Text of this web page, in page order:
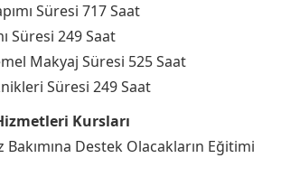
Süresi 717 Saat
Süresi 249 Saat
Makyaj Süresi 525 Saat
Süresi 249 Saat
Kursları
Bakımına Destek Olacakların Eğitimi